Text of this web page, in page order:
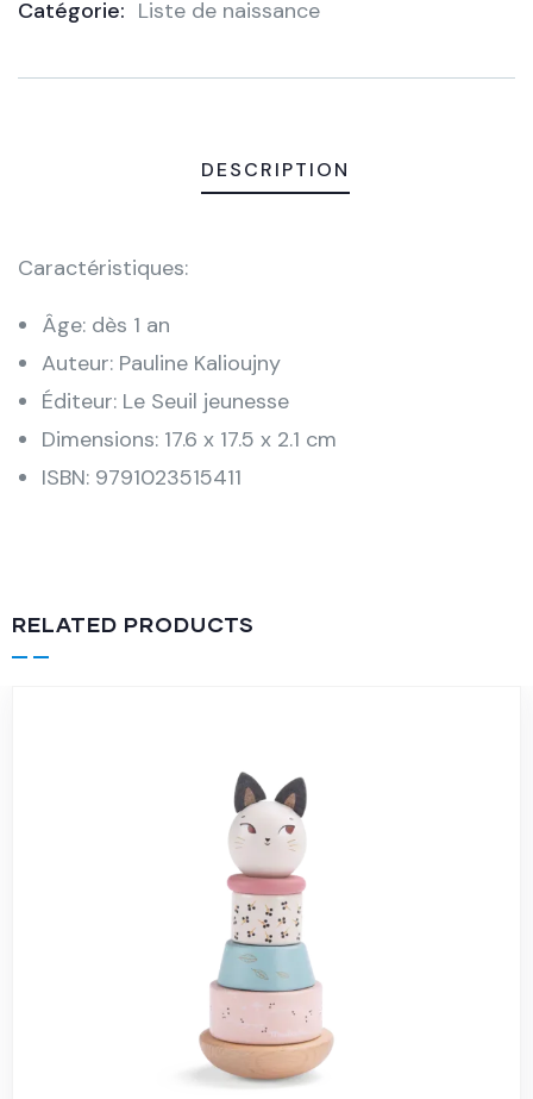
Catégorie: Liste de naissance
DESCRIPTION
Caractéristiques:
Âge: dès 1 an
Auteur: Pauline Kalioujny
Éditeur: Le Seuil jeunesse
Dimensions: 17.6 x 17.5 x 2.1 cm
ISBN: 9791023515411
RELATED PRODUCTS